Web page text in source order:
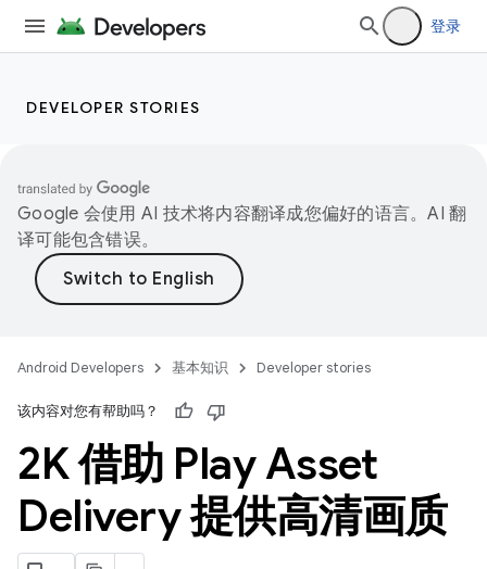
登录
DEVELOPER STORIES
Google 会使用 AI 技术将内容翻译成您偏好的语言。AI 翻
译可能包含错误。
Android Developers 基本知识 Developer stories
该内容对您有帮助吗？
2K 借助 Play Asset
Delivery 提供高清画质